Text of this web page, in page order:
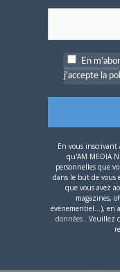
de ce
lol
les
En
j'accepte la
En vous inscrivant
qu'AM MEDIA
personnelles que
dans le but de vous
que vous avez
magazines,
événementiel...), en
données . Veuillez